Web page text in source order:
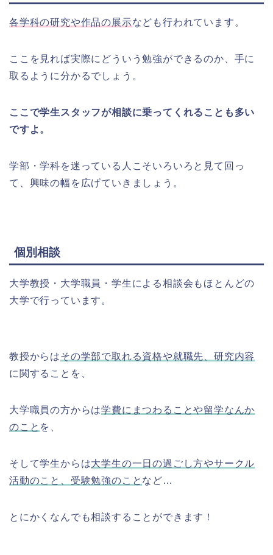
各学科の研究や作品の展示なども行われています。
ここを見れば実際にどういう勉強ができるのか、手に
取るように分かるでしょう。
ここで学生スタッフが相談に乗ってくれることも多い
ですよ。
学部・学科を迷っている人こそいろいろと見て回っ
て、興味の幅を広げていきましょう。
個別相談
大学教授・大学職員・学生による相談会もほとんどの
大学で行っています。
教授からはその学部で取れる資格や就職先、研究内容
に関することを、
大学職員の方からは学費にまつわることや留学なんか
のこと を、
そして学生からは大学生の一日の過ごし方やサークル
活動のこと、受験勉強のこと など…
とにかくなんでも相談することができます！